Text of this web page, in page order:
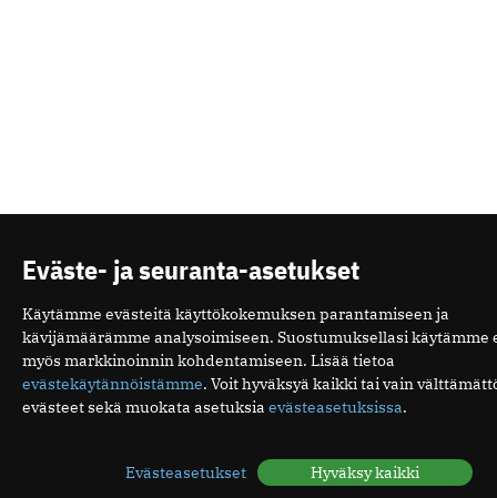
Eväste- ja seuranta-asetukset
Käytämme evästeitä käyttökokemuksen parantamiseen ja
kävijämäärämme analysoimiseen. Suostumuksellasi käytämme
myös markkinoinnin kohdentamiseen. Lisää tietoa
evästekäytännöistämme. Voit hyväksyä kaikki tai vain
evästeet sekä muokata asetuksia evästeasetuksissa.
Evästeasetukset Hyväksy kaikki